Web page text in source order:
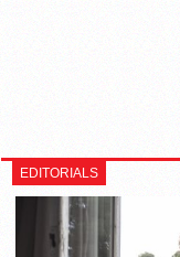
EDITORIALS